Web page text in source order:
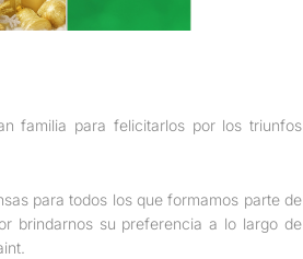
familia para felicitarlos por los triunfos
para todos los que formamos parte de
brindarnos su preferencia a lo largo de